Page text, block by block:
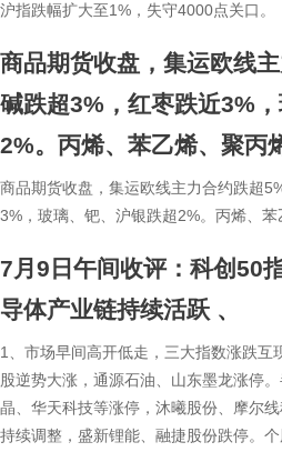
沪指跌幅扩大至1%，失守4000点关口。
商品期货收盘，集运欧线
碱跌超3%，红枣跌近3%
2%。丙烯、苯乙烯、聚丙
商品期货收盘，集运欧线主力合约跌超
3%，玻璃、钯、沪银跌超2%。丙烯、苯
7月9日午间收评：科创50
导体产业链持续活跃 、
1、市场早间高开低走，三大指数涨跌互
股逆势大涨，通源石油、山东墨龙涨停
晶、华天科技等涨停，沐曦股份、摩尔
持续调整，盛新锂能、融捷股份跌停。